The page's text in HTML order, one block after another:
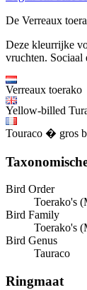
De Verreaux
Deze kleurrijke
vruchten. Sociaal
Verreaux toerako
Yellow-billed
Touraco � gros
Bird Order
Toerako's
Bird Family
Toerako's
Bird Genus
Tauraco
Ringmaat